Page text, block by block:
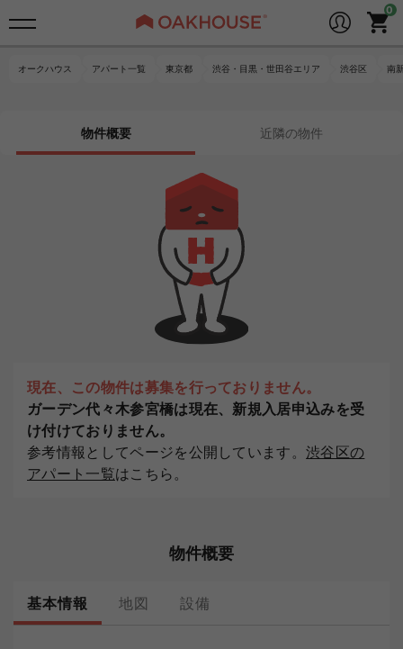
オークハウス アパート一覧 東京都 渋谷・目黒・世田谷エリア 渋谷区 南
物件概要 近隣の物件
現在、この物件は募集を行っておりません。
ガーデン代々木参宮橋は現在、新規入居申込みを受
け付けておりません。
参考情報としてページを公開しています。渋谷区の
アパート一覧はこちら。
物件概要
基本情報 地図 設備